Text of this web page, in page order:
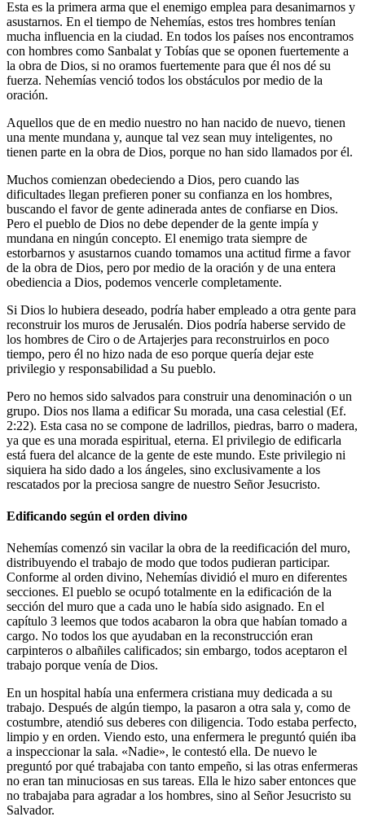
Esta es la primera arma que el enemigo emplea para desanimarnos y
asustarnos. En el tiempo de Nehemías, estos tres hombres tenían
mucha influencia en la ciudad. En todos los países nos encontramos
con hombres como Sanbalat y Tobías que se oponen fuertemente a
la obra de Dios, si no oramos fuertemente para que él nos dé su
fuerza. Nehemías venció todos los obstáculos por medio de la
oración.
Aquellos que de en medio nuestro no han nacido de nuevo, tienen
una mente mundana y, aunque tal vez sean muy inteligentes, no
tienen parte en la obra de Dios, porque no han sido llamados por él.
Muchos comienzan obedeciendo a Dios, pero cuando las
dificultades llegan prefieren poner su confianza en los hombres,
buscando el favor de gente adinerada antes de confiarse en Dios.
Pero el pueblo de Dios no debe depender de la gente impía y
mundana en ningún concepto. El enemigo trata siempre de
estorbarnos y asustarnos cuando tomamos una actitud firme a favor
de la obra de Dios, pero por medio de la oración y de una entera
obediencia a Dios, podemos vencerle completamente.
Si Dios lo hubiera deseado, podría haber empleado a otra gente para
reconstruir los muros de Jerusalén. Dios podría haberse servido de
los hombres de Ciro o de Artajerjes para reconstruirlos en poco
tiempo, pero él no hizo nada de eso porque quería dejar este
privilegio y responsabilidad a Su pueblo.
Pero no hemos sido salvados para construir una denominación o un
grupo. Dios nos llama a edificar Su morada, una casa celestial (Ef.
2:22). Esta casa no se compone de ladrillos, piedras, barro o madera,
ya que es una morada espiritual, eterna. El privilegio de edificarla
está fuera del alcance de la gente de este mundo. Este privilegio ni
siquiera ha sido dado a los ángeles, sino exclusivamente a los
rescatados por la preciosa sangre de nuestro Señor Jesucristo.
Edificando según el orden divino
Nehemías comenzó sin vacilar la obra de la reedificación del muro,
distribuyendo el trabajo de modo que todos pudieran participar.
Conforme al orden divino, Nehemías dividió el muro en diferentes
secciones. El pueblo se ocupó totalmente en la edificación de la
sección del muro que a cada uno le había sido asignado. En el
capítulo 3 leemos que todos acabaron la obra que habían tomado a
cargo. No todos los que ayudaban en la reconstrucción eran
carpinteros o albañiles calificados; sin embargo, todos aceptaron el
trabajo porque venía de Dios.
En un hospital había una enfermera cristiana muy dedicada a su
trabajo. Después de algún tiempo, la pasaron a otra sala y, como de
costumbre, atendió sus deberes con diligencia. Todo estaba perfecto,
limpio y en orden. Viendo esto, una enfermera le preguntó quién iba
a inspeccionar la sala. «Nadie», le contestó ella. De nuevo le
preguntó por qué trabajaba con tanto empeño, si las otras enfermeras
no eran tan minuciosas en sus tareas. Ella le hizo saber entonces que
no trabajaba para agradar a los hombres, sino al Señor Jesucristo su
Salvador.